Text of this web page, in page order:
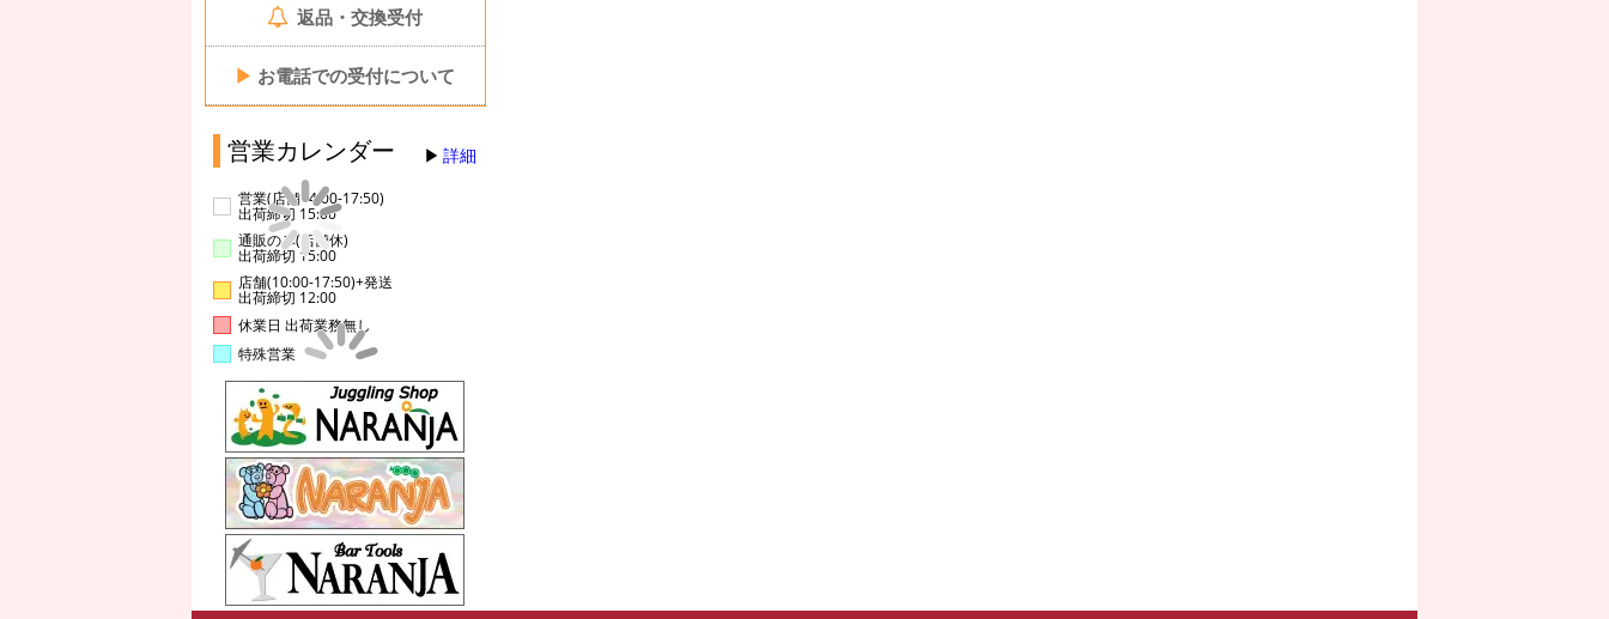
返品・交換受付
▶ お電話での受付について
営業カレンダー 詳細
営業(店舗14:00-17:50)
出荷締切 15:00
通販のみ(店舗休)
出荷締切 15:00
店舗(10:00-17:50)+発送
出荷締切 12:00
休業日 出荷業務無し
特殊営業